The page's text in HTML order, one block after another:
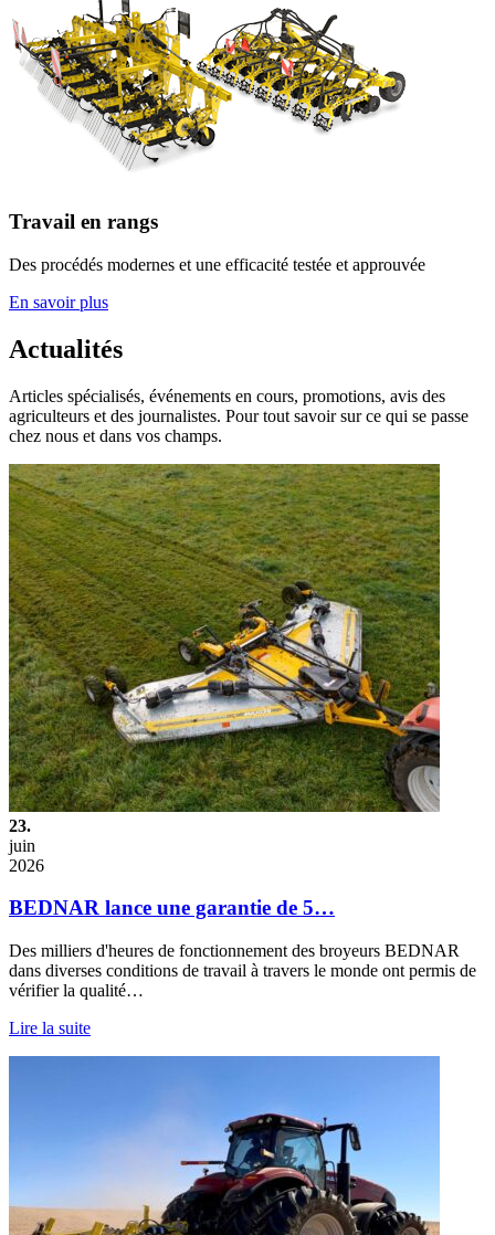
Travail en rangs
Des procédés modernes et une efficacité testée et approuvée
En savoir plus
Actualités
Articles spécialisés, événements en cours, promotions, avis des
agriculteurs et des journalistes. Pour tout savoir sur ce qui se passe
chez nous et dans vos champs.
23.
juin
2026
BEDNAR lance une garantie de 5…
Des milliers d'heures de fonctionnement des broyeurs BEDNAR
dans diverses conditions de travail à travers le monde ont permis de
vérifier la qualité…
Lire la suite